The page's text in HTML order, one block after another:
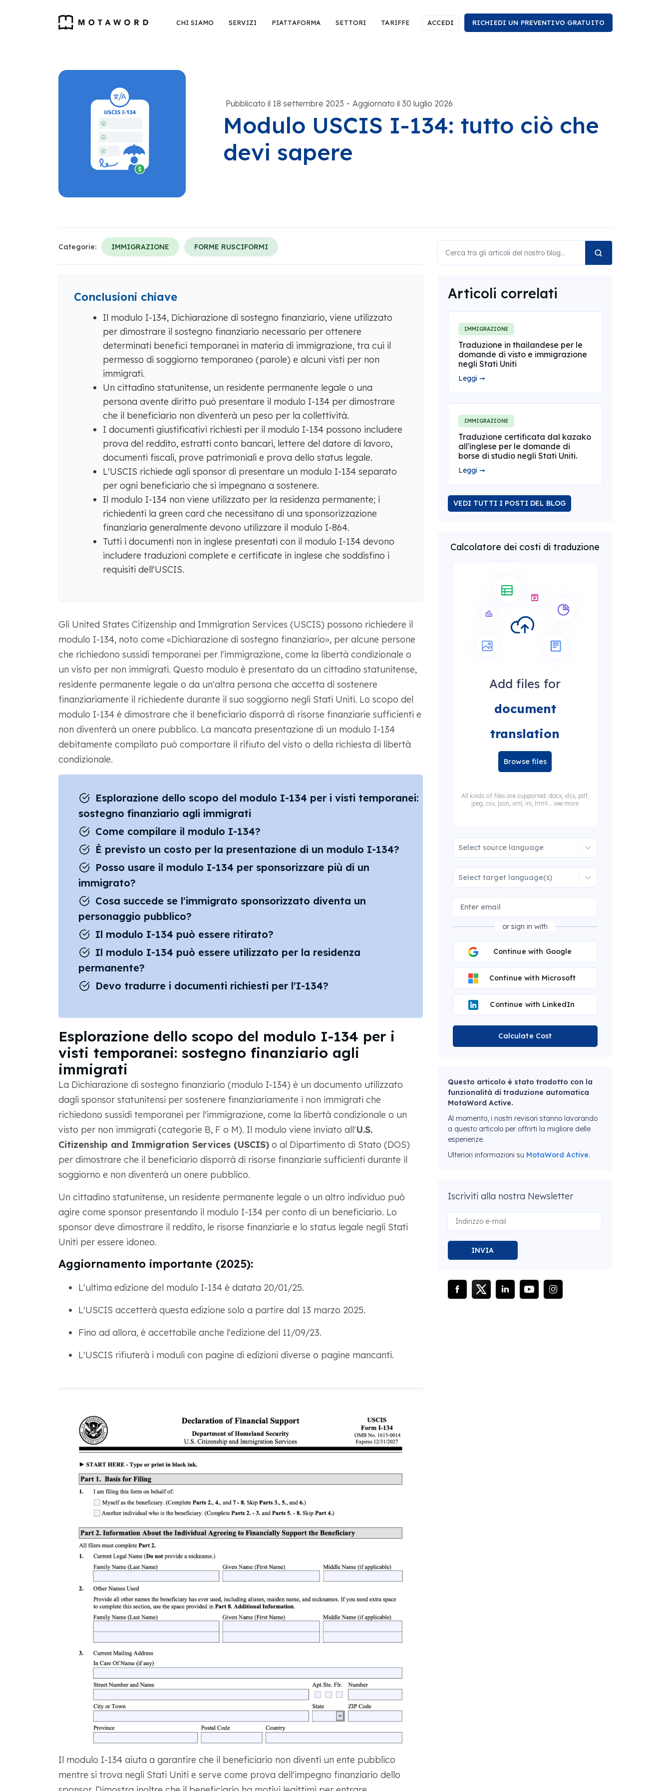
CHI SIAMO SERVIZI PIATTAFORMA SETTORI TARIFFE ACCEDI RICHIEDI UN PREVENTIVO GRATUITO
Pubblicato il 18 settembre 2023 - Aggiornato il 30 luglio 2026
Modulo USCIS I-134: tutto ciò che
devi sapere
Categorie: IMMIGRAZIONE FORME RUSCIFORMI
Conclusioni chiave
Il modulo I-134, Dichiarazione di sostegno finanziario, viene utilizzato
per dimostrare il sostegno finanziario necessario per ottenere
determinati benefici temporanei in materia di immigrazione, tra cui il
permesso di soggiorno temporaneo (parole) e alcuni visti per non
immigrati.
Un cittadino statunitense, un residente permanente legale o una
persona avente diritto può presentare il modulo I-134 per dimostrare
che il beneficiario non diventerà un peso per la collettività.
I documenti giustificativi richiesti per il modulo I-134 possono includere
prova del reddito, estratti conto bancari, lettere del datore di lavoro,
documenti fiscali, prove patrimoniali e prova dello status legale.
L'USCIS richiede agli sponsor di presentare un modulo I-134 separato
per ogni beneficiario che si impegnano a sostenere.
Il modulo I-134 non viene utilizzato per la residenza permanente; i
richiedenti la green card che necessitano di una sponsorizzazione
finanziaria generalmente devono utilizzare il modulo I-864.
Tutti i documenti non in inglese presentati con il modulo I-134 devono
includere traduzioni complete e certificate in inglese che soddisfino i
requisiti dell'USCIS.
Gli United States Citizenship and Immigration Services (USCIS) possono richiedere il
modulo I-134, noto come «Dichiarazione di sostegno finanziario», per alcune persone
che richiedono sussidi temporanei per l'immigrazione, come la libertà condizionale o
un visto per non immigrati. Questo modulo è presentato da un cittadino statunitense,
residente permanente legale o da un'altra persona che accetta di sostenere
finanziariamente il richiedente durante il suo soggiorno negli Stati Uniti. Lo scopo del
modulo I-134 è dimostrare che il beneficiario disporrà di risorse finanziarie sufficienti e
non diventerà un onere pubblico. La mancata presentazione di un modulo I-134
debitamente compilato può comportare il rifiuto del visto o della richiesta di libertà
condizionale.
Esplorazione dello scopo del modulo I-134 per i visti temporanei:
sostegno finanziario agli immigrati
Come compilare il modulo I-134?
È previsto un costo per la presentazione di un modulo I-134?
Posso usare il modulo I-134 per sponsorizzare più di un
immigrato?
Cosa succede se l'immigrato sponsorizzato diventa un
personaggio pubblico?
Il modulo I-134 può essere ritirato?
Il modulo I-134 può essere utilizzato per la residenza
permanente?
Devo tradurre i documenti richiesti per l'I-134?
Esplorazione dello scopo del modulo I-134 per i
visti temporanei: sostegno finanziario agli
immigrati
La Dichiarazione di sostegno finanziario (modulo I-134) è un documento utilizzato
dagli sponsor statunitensi per sostenere finanziariamente i non immigrati che
richiedono sussidi temporanei per l'immigrazione, come la libertà condizionale o un
visto per non immigrati (categorie B, F o M). Il modulo viene inviato all'U.S.
Citizenship and Immigration Services (USCIS)o al Dipartimento di Stato (DOS)
per dimostrare che il beneficiario disporrà di risorse finanziarie sufficienti durante il
soggiorno e non diventerà un onere pubblico.
Un cittadino statunitense, un residente permanente legale o un altro individuo può
agire come sponsor presentando il modulo I-134 per conto di un beneficiario. Lo
sponsor deve dimostrare il reddito, le risorse finanziarie e lo status legale negli Stati
Uniti per essere idoneo.
Aggiornamento importante (2025):
L'ultima edizione del modulo I-134 è datata 20/01/25.
L'USCIS accetterà questa edizione solo a partire dal 13 marzo 2025.
Fino ad allora, è accettabile anche l'edizione del 11/09/23.
L'USCIS rifiuterà i moduli con pagine di edizioni diverse o pagine mancanti.
Il modulo I-134 aiuta a garantire che il beneficiario non diventi un ente pubblico
mentre si trova negli Stati Uniti e serve come prova dell'impegno finanziario dello
Articoli correlati
IMMIGRAZIONE
Traduzione in thailandese per le
domande di visto e immigrazione
negli Stati Uniti
Leggi ➞
IMMIGRAZIONE
Traduzione certificata dal kazako
all'inglese per le domande di
borse di studio negli Stati Uniti.
Leggi ➞
VEDI TUTTI I POSTI DEL BLOG
Calcolatore dei costi di traduzione
Add files for
document
translation
Browse files
All kinds of files are supported: docx, xlsx, pdf,
jpeg, csv, json, xml, ini, html... see more
Select source language
Select target language(s)
or sign in with
Continue with Google
Continue with Microsoft
Continue with LinkedIn
Calculate Cost
Questo articolo è stato tradotto con la
funzionalità di traduzione automatica
MotaWord Active.
Al momento, i nostri revisori stanno lavorando
a questo articolo per offrirti la migliore delle
esperienze.
Ulteriori informazioni su MotaWord Active.
Iscriviti alla nostra Newsletter
INVIA